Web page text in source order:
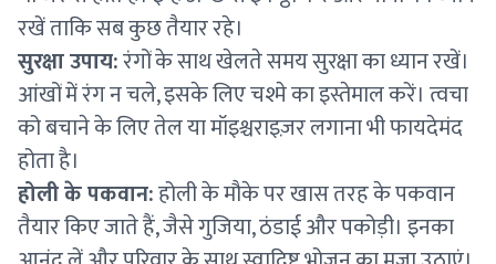
रखें ताकि सब कुछ तैयार रहे।
सुरक्षा उपाय:रंगों के साथ खेलते समय सुरक्षा का ध्यान रखें।
आंखों में रंग न चले, इसके लिए चश्मे का इस्तेमाल करें। त्वचा
को बचाने के लिए तेल या मॉइश्चराइज़र लगाना भी फायदेमंद
होता है।
होली के पकवान:होली के मौके पर खास तरह के पकवान
तैयार किए जाते हैं, जैसे गुजिया, ठंडाई और पकोड़ी। इनका